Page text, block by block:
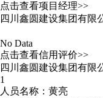
点击查看项目经理>>
四川鑫圆建设集团有限
No Data
点击查看信用评价>>
四川鑫圆建设集团有限
1
人员名称：黄亮